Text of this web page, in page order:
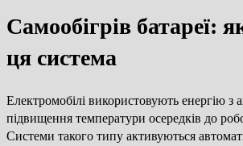
Самообігрів батареї:
ця система
Електромобілі використовують енергію з
підвищення температури осередків до
Системи такого типу активуються